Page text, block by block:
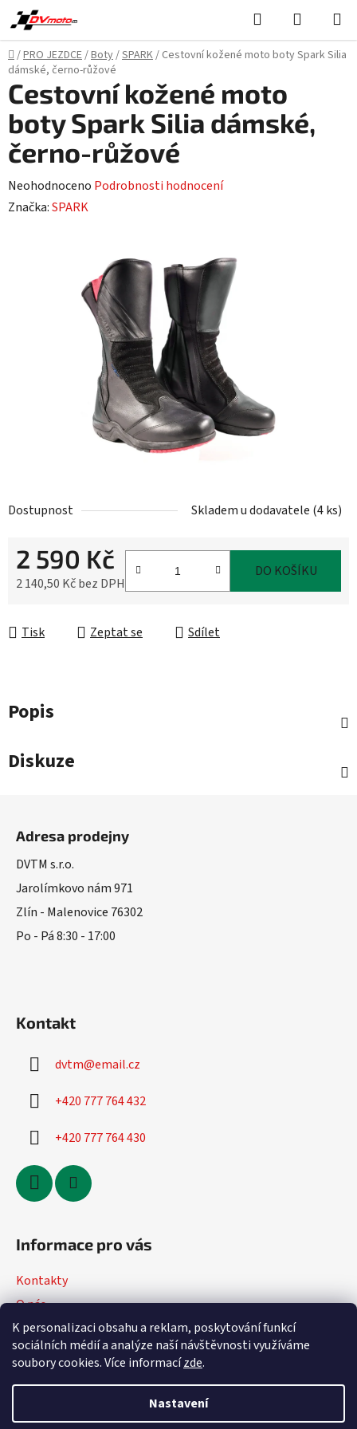
K personalizaci obsahu a reklam, poskytování funkcí
sociálních médií a analýze naší návštěvnosti využíváme
soubory cookies. Více informacízde.
Nastavení
Přejít
na
obsah
Hledat
KOŠÍK
Domů
/PRO JEZDCE/Boty/SPARK/ Cestovní kožené moto boty Spark Silia
dámské, černo-růžové
Dostupnost Skladem u dodavatele (4 ks)
2 590 Kč
2 140,50 Kč bez DPH
DO KOŠÍKU
Tisk Zeptat se Sdílet
Cestovní kožené moto
boty Spark Silia dámské,
černo-růžové
Průměrné
hodnocení
Neohodnoceno Podrobnosti hodnocení
Značka:SPARK
Popis
Diskuze
Adresa prodejny
DVTM s.r.o.
Jarolímkovo nám 971
Zlín - Malenovice 76302
Po - Pá 8:30 - 17:00
Kontakt
dvtm@email.cz
+420 777 764 432
+420 777 764 430
Informace pro vás
Kontakty
O nás
Jak nakupovat
Obchodní podmínky